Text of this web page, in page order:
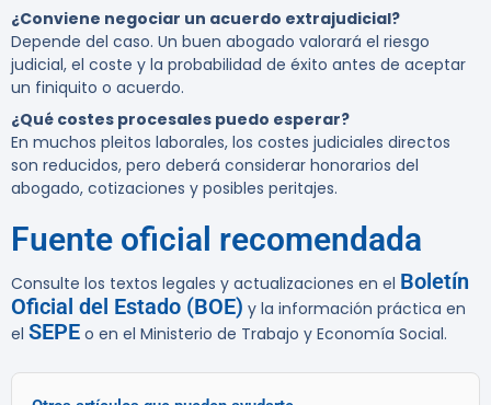
¿Conviene negociar un acuerdo extrajudicial?
Depende del caso. Un buen abogado valorará el riesgo
judicial, el coste y la probabilidad de éxito antes de aceptar
un finiquito o acuerdo.
¿Qué costes procesales puedo esperar?
En muchos pleitos laborales, los costes judiciales directos
son reducidos, pero deberá considerar honorarios del
abogado, cotizaciones y posibles peritajes.
Fuente oficial recomendada
Consulte los textos legales y actualizaciones en el Boletín
Oficial del Estado (BOE) y la información práctica en
el SEPE o en el Ministerio de Trabajo y Economía Social.